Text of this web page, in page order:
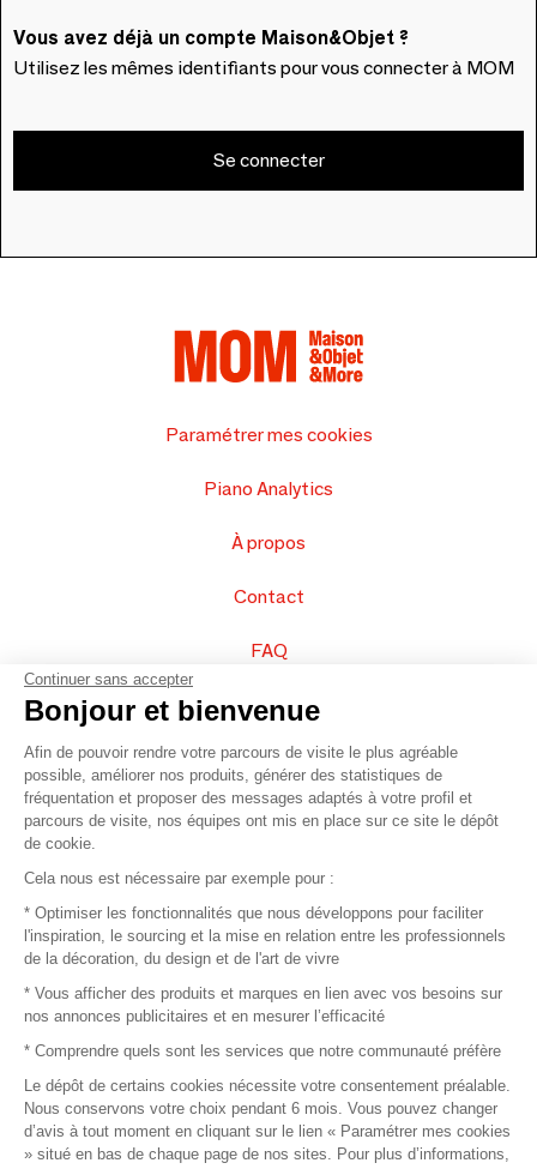
Vous avez déjà un compte Maison&Objet ?
Utilisez les mêmes identifiants pour vous connecter à MOM
Se connecter
Paramétrer mes cookies
Piano Analytics
À propos
Contact
FAQ
Vendez vos produits
Plan du site
© 2016 –Organisation SAFI
Recrutement
Mentions légales
Conditions commerciales
Continuer sans accepter
Bonjour et bienvenue
Afin de pouvoir rendre votre parcours de visite le plus agréable
possible, améliorer nos produits, générer des statistiques de
fréquentation et proposer des messages adaptés à votre profil et
parcours de visite, nos équipes ont mis en place sur ce site le dépôt
de cookie.
Cela nous est nécessaire par exemple pour :
* Optimiser les fonctionnalités que nous développons pour faciliter
l'inspiration, le sourcing et la mise en relation entre les professionnels
de la décoration, du design et de l'art de vivre
* Vous afficher des produits et marques en lien avec vos besoins sur
nos annonces publicitaires et en mesurer l’efficacité
* Comprendre quels sont les services que notre communauté préfère
Le dépôt de certains cookies nécessite votre consentement préalable.
Nous conservons votre choix pendant 6 mois. Vous pouvez changer
d’avis à tout moment en cliquant sur le lien « Paramétrer mes cookies
» situé en bas de chaque page de nos sites. Pour plus d’informations,